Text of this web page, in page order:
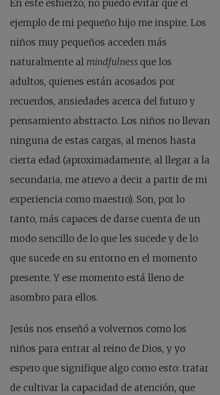
En este esfuerzo, no puedo evitar que el
ejemplo de mi pequeño hijo me inspire. Los
niños muy pequeños acceden más
naturalmente al mindfulness que los
adultos, quienes están acosados por
recuerdos, ansiedades acerca del futuro y
pensamiento abstracto. Los niños no llevan
ninguna de estas cargas, al menos hasta
cierta edad (aproximadamente, al llegar a la
secundaria, me atrevo a decir a partir de mi
experiencia como maestro). Son, por lo
tanto, más capaces de darse cuenta de un
modo sencillo de lo que les sucede y de lo
que sucede en su entorno en el momento
presente. Y ese momento está lleno de
asombro para ellos.
Jesús nos enseñó a volvernos como los
niños para entrar al reino de Dios, y yo
espero que signifique algo como esto: tratar
de cultivar la capacidad de atención, que